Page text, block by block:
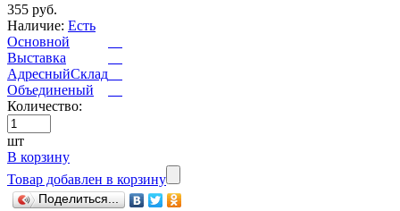
355 руб.
Наличие: Есть
Основной
Выставка
АдресныйСклад
Объединеный
Количество:
шт
В корзину
Товар добавлен в корзину
Поделиться...